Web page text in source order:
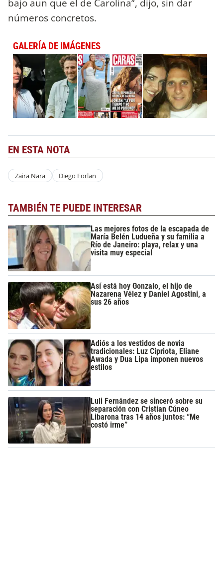
bajo aun que el de Carolina”, dijo, sin dar
números concretos.
GALERÍA DE IMÁGENES
EN ESTA NOTA
Zaira Nara Diego Forlan
TAMBIÉN TE PUEDE INTERESAR
Las mejores fotos de la escapada de
María Belén Ludueña y su familia a
Río de Janeiro: playa, relax y una
visita muy especial
Así está hoy Gonzalo, el hijo de
Nazarena Vélez y Daniel Agostini, a
sus 26 años
Adiós a los vestidos de novia
tradicionales: Luz Cipriota, Eliane
Awada y Dua Lipa imponen nuevos
estilos
Luli Fernández se sinceró sobre su
separación con Cristian Cúneo
Libarona tras 14 años juntos: “Me
costó irme”